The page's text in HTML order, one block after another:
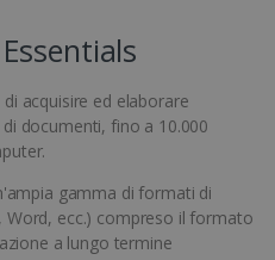
acquisire ed elaborare
documenti, fino a 10.000
gamma di formati di
ecc.) compreso il formato
a lungo termine